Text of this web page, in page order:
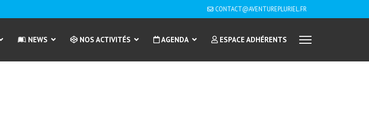
CONTACT@AVENTUREPLURIEL.FR
NEWS NOS ACTIVITÉS AGENDA ESPACE ADHÉRENTS